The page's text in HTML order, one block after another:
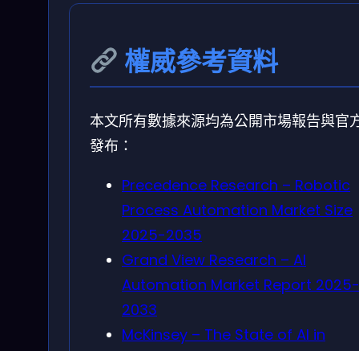
權威參考資料
本文所有數據來源均為公開市場報告與官
發布：
Precedence Research – Robotic
Process Automation Market Size
2025-2035
Grand View Research – AI
Automation Market Report 2025-
2033
McKinsey – The State of AI in